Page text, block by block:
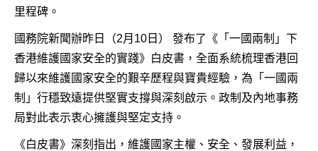
里程碑。
國務院新聞辦昨日（2月10日） 發布了《「一國兩制」下
香港維護國家安全的實踐》白皮書，全面系統梳理香港回
歸以來維護國家安全的艱辛歷程與寶貴經驗，為「一國兩
制」行穩致遠提供堅實支撐與深刻啟示。政制及內地事務
局對此表示衷心擁護與堅定支持。
《白皮書》深刻指出，維護國家主權、安全、發展利益，